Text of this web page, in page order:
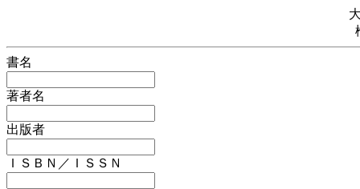
書名
著者名
出版者
ＩＳＢＮ／ＩＳＳＮ